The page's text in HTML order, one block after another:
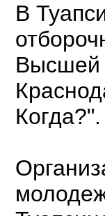
В
Высшей
Когда?".